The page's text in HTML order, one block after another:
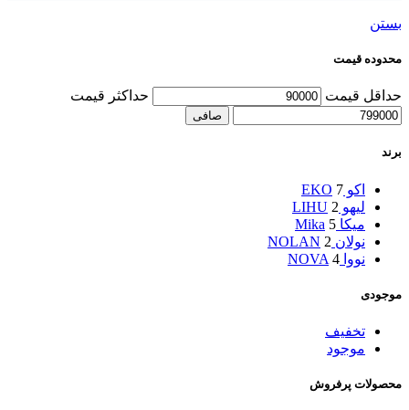
بستن
محدوده قیمت
حداقل قیمت حداكثر قيمت
صافی
برند
اکو EKO 7
لیهو LIHU 2
میکا Mika 5
نولان NOLAN 2
نووا NOVA 4
موجودی
تخفیف
موجود
محصولات پرفروش